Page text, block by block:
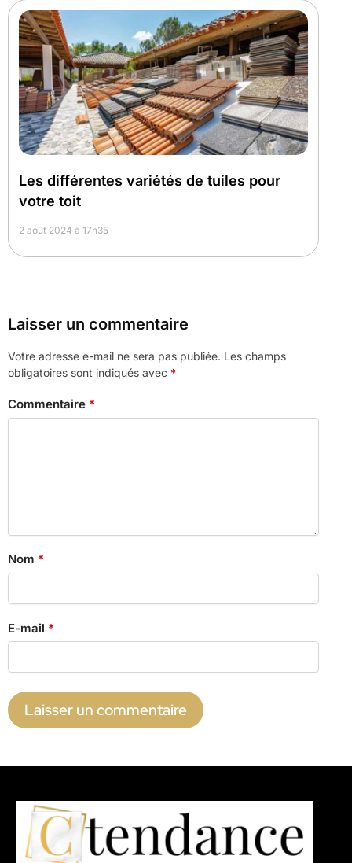
Les différentes variétés de tuiles pour
votre toit
2 août 2024 à 17h35
Laisser un commentaire
Votre adresse e-mail ne sera pas publiée. Les champs
obligatoires sont indiqués avec *
Commentaire *
Nom *
E-mail *